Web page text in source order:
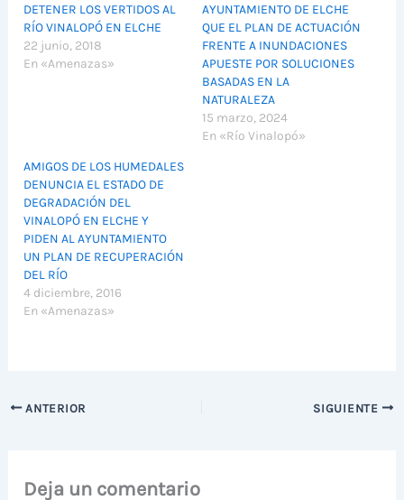
DETENER LOS VERTIDOS AL
RÍO VINALOPÓ EN ELCHE
22 junio, 2018
En «Amenazas»
AYUNTAMIENTO DE ELCHE
QUE EL PLAN DE ACTUACIÓN
FRENTE A INUNDACIONES
APUESTE POR SOLUCIONES
BASADAS EN LA
NATURALEZA
15 marzo, 2024
En «Río Vinalopó»
AMIGOS DE LOS HUMEDALES
DENUNCIA EL ESTADO DE
DEGRADACIÓN DEL
VINALOPÓ EN ELCHE Y
PIDEN AL AYUNTAMIENTO
UN PLAN DE RECUPERACIÓN
DEL RÍO
4 diciembre, 2016
En «Amenazas»
ANTERIOR SIGUIENTE
Deja un comentario